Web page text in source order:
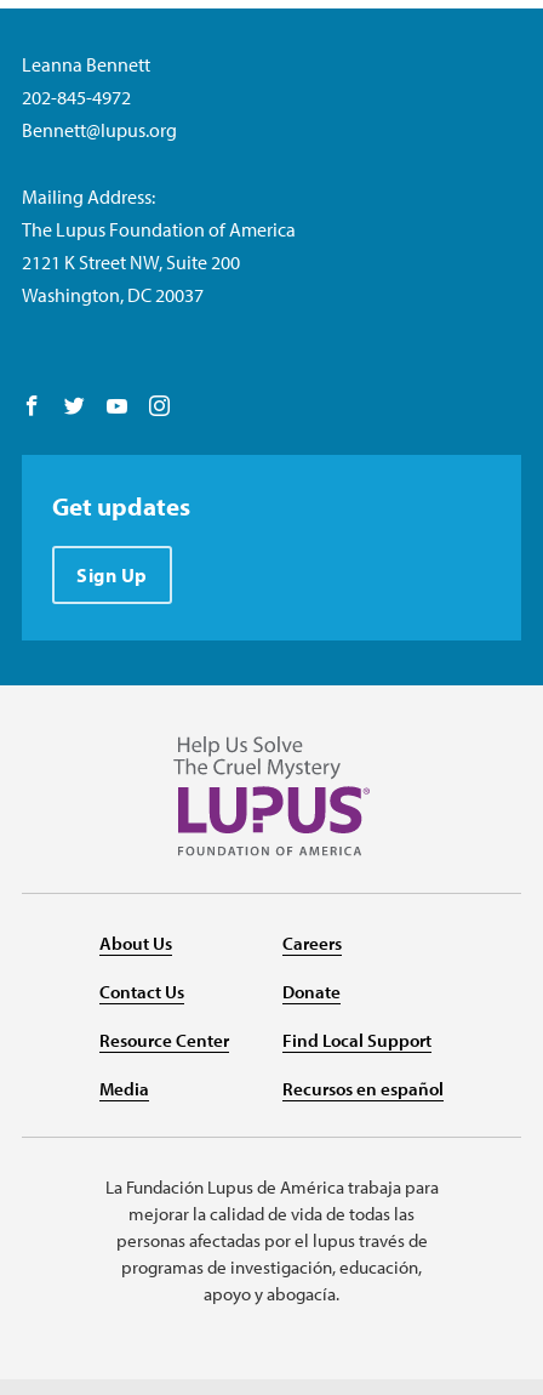
Leanna Bennett
202-845-4972
Bennett@lupus.org
Mailing Address:
The Lupus Foundation of America
2121 K Street NW, Suite 200
Washington, DC 20037
Follow us on Facebook
Follow us on Twitter
Follow us on YouTube
Get updates
Sign Up
About Us
Contact Us
Resource Center
Media
Careers
Donate
Find Local Support
Recursos en español
La Fundación Lupus de América trabaja para
mejorar la calidad de vida de todas las
personas afectadas por el lupus través de
programas de investigación, educación,
apoyo y abogacía.